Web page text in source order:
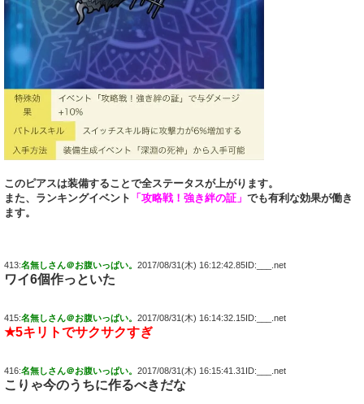
このピアスは装備することで全ステータスが上がります。
また、ランキングイベント 「攻略戦！強き絆の証」 でも有利な効果が働き
ます。
413:名無しさん＠お腹いっぱい。 2017/08/31(木) 16:12:42.85ID:___.net
ワイ6個作っといた
415:名無しさん＠お腹いっぱい。 2017/08/31(木) 16:14:32.15ID:___.net
★5キリトでサクサクすぎ
416:名無しさん＠お腹いっぱい。 2017/08/31(木) 16:15:41.31ID:___.net
こりゃ今のうちに作るべきだな